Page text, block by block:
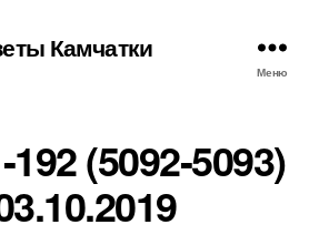
Камчатки
Меню
(5092-5093)